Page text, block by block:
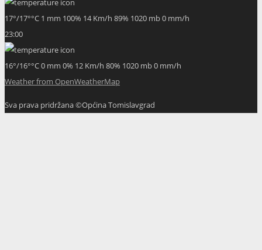
17°/17°°C 1 mm 100% 14 Km/h 89% 1020 mb0 mm/h
23:00
16°/16°°C0 mm 0% 12 Km/h 80% 1020 mb0 mm/h
Weather from OpenWeatherMap
Sva prava pridržana ©Općina Tomislavgrad